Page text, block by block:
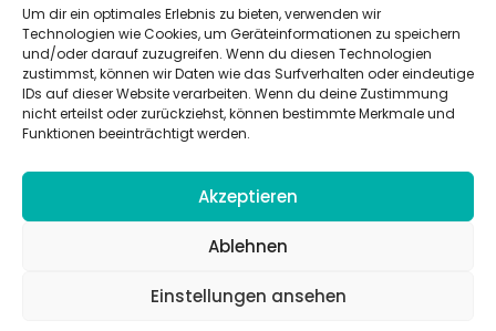
Um dir ein optimales Erlebnis zu bieten, verwenden wir
Technologien wie Cookies, um Geräteinformationen zu speichern
und/oder darauf zuzugreifen. Wenn du diesen Technologien
zustimmst, können wir Daten wie das Surfverhalten oder eindeutige
IDs auf dieser Website verarbeiten. Wenn du deine Zustimmung
nicht erteilst oder zurückziehst, können bestimmte Merkmale und
Funktionen beeinträchtigt werden.
Akzeptieren
Ablehnen
Einstellungen ansehen
Beziehungsarbeit.
Beteiligte Verbände
CVJM-Landesverband Bayern e. V. |CVJM-Gesamtverband in
Deutschland e. V.
CVJM-Westbund e. V.|Deutscher Jugendverband „Entschieden für
Christus“ e. V.
© 2026 jugendarbeit.online